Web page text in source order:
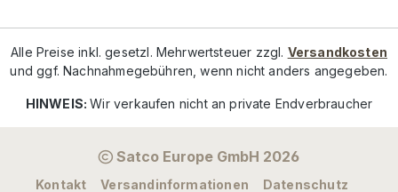
Alle Preise inkl. gesetzl. Mehrwertsteuer zzgl. Versandkosten
und ggf. Nachnahmegebühren, wenn nicht anders angegeben.
HINWEIS:Wir verkaufen nicht an private Endverbraucher
Satco Europe GmbH 2026
Kontakt Versandinformationen Datenschutz